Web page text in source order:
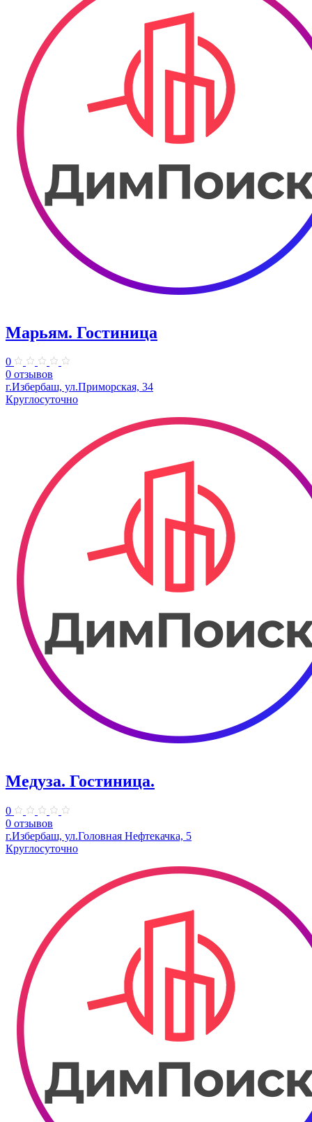
Марьям. Гостиница
0
0 отзывов
г.Избербаш, ул.Приморская, 34
Круглосуточно
Медуза. Гостиница.
0
0 отзывов
г.Избербаш, ул.Головная Нефтекачка, 5
Круглосуточно